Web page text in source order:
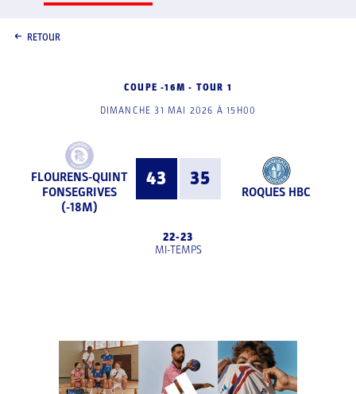
RETOUR
COUPE -16M - TOUR 1
DIMANCHE 31 MAI 2026 À 15H00
FLOURENS-QUINT
FONSEGRIVES
(-18M)
43 35
ROQUES HBC
22-23
MI-TEMPS